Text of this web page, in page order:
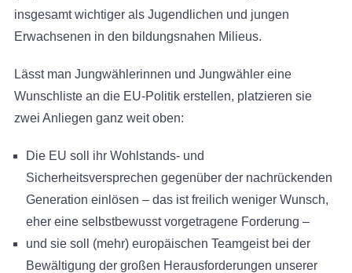
insgesamt wichtiger als Jugendlichen und jungen
Erwachsenen in den bildungsnahen Milieus.
Lässt man Jungwählerinnen und Jungwähler eine
Wunschliste an die EU-Politik erstellen, platzieren sie
zwei Anliegen ganz weit oben:
Die EU soll ihr Wohlstands- und
Sicherheitsversprechen gegenüber der nachrückenden
Generation einlösen – das ist freilich weniger Wunsch,
eher eine selbstbewusst vorgetragene Forderung –
und sie soll (mehr) europäischen Teamgeist bei der
Bewältigung der großen Herausforderungen unserer